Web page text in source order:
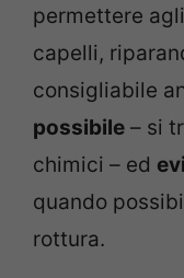
permettere
capelli,
consigliabile
possibile – si
chimici – ed
quando
rottura.